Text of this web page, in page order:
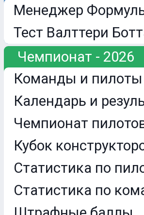
Менеджер
Тест Валттери
Чемпионат - 2026
Команды и пилоты
Календарь и
Чемпионат
Кубок
Статистика по
Статистика по